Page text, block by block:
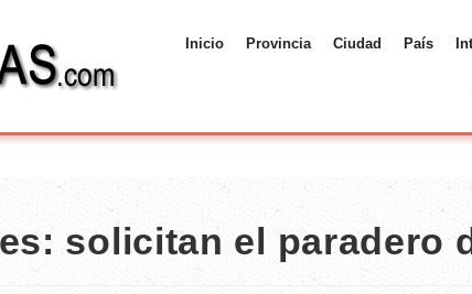
Inicio Provincia Ciudad País
solicitan el paradero